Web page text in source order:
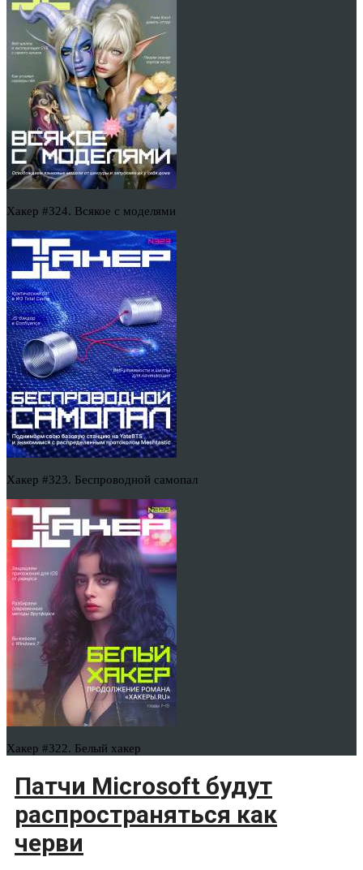
Хакер #324. Всякое с моделями
Хакер #323. Беспроводной самопал
Хакер #322. Белый хакер
Патчи Microsoft будут
распространяться как
черви